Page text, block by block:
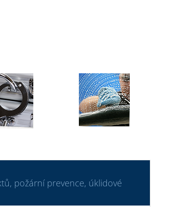
požární prevence, úklidové